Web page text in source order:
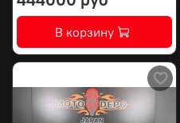
В корзину